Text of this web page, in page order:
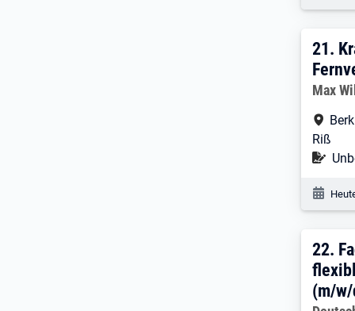
21.
21.
Max
Riß
22.
22.
(m/